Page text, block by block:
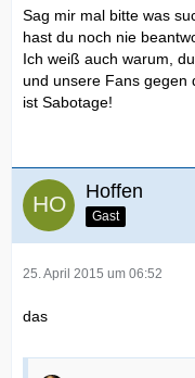
Sag mir mal bitte was
hast du noch nie
Ich weiß auch warum,
und unsere Fans gegen
ist Sabotage!
Hoffen
Gast
25. April 2015 um 06:52
das